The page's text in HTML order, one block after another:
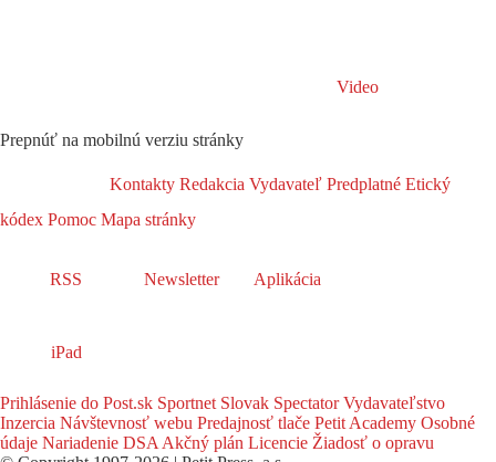
Video
Prepnúť na mobilnú verziu stránky
Kontakty Redakcia Vydavateľ Predplatné Etický
kódex Pomoc Mapa stránky
RSS Newsletter Aplikácia
iPad
Prihlásenie do Post.sk Sportnet Slovak SpectatorVydavateľstvo
Inzercia Návštevnosť webu Predajnosť tlače Petit Academy Osobné
údaje Nariadenie DSA Akčný plán Licencie Žiadosť o opravu